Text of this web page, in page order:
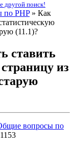
другой поиск!
по PHP» Как
(11.1)?
ставить
из
вопросы по
1153